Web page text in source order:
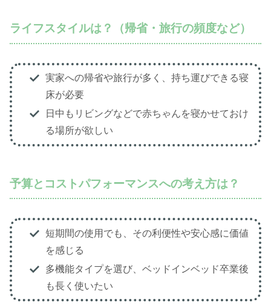
ライフスタイルは？（帰省・旅行の頻度など）
実家への帰省や旅行が多く、持ち運びできる寝
床が必要
日中もリビングなどで赤ちゃんを寝かせておけ
る場所が欲しい
予算とコストパフォーマンスへの考え方は？
短期間の使用でも、その利便性や安心感に価値
を感じる
多機能タイプを選び、ベッドインベッド卒業後
も長く使いたい